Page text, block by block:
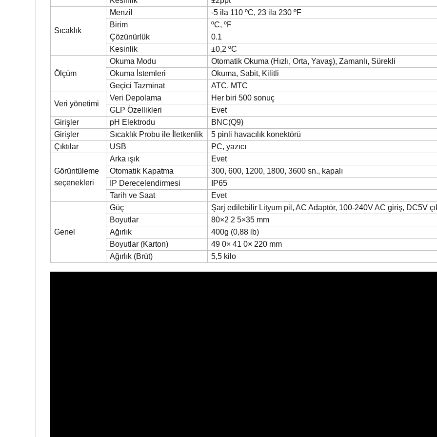
Sıcaklık
Menzil
-5 ila 110 ºC, 23 ila 230 ºF
Birim
ºC, ºF
Çözünürlük
0.1
Kesinlik
±0,2 ºC
Ölçüm
Okuma Modu
Otomatik Okuma (Hızlı, Orta, Yavaş), Zamanlı, Sürekli
Okuma İstemleri
Okuma, Sabit, Kilitli
Geçici Tazminat
ATC, MTC
Veri yönetimi
Veri Depolama
Her biri 500 sonuç
GLP Özellikleri
Evet
Girişler
pH Elektrodu
BNC(Q9)
Girişler
Sıcaklık Probu ile İletkenlik 5 pinli havacılık konektörü
Çıktılar
USB PC, yazıcı
Görüntüleme
seçenekleri
Arka ışık
Evet
Otomatik Kapatma
300, 600, 1200, 1800, 3600 sn., kapalı
IP Derecelendirmesi
IP65
Tarih ve Saat
Evet
Genel
Güç
Şarj edilebilir Lityum pil, AC Adaptör, 100-240V AC giriş, DC5V
Boyutlar
80×2 2 5×35 mm
Ağırlık
400g (0,88 lb)
Boyutlar (Karton) 49 0× 41 0× 220 mm
Ağırlık (Brüt) 5,5 kilo